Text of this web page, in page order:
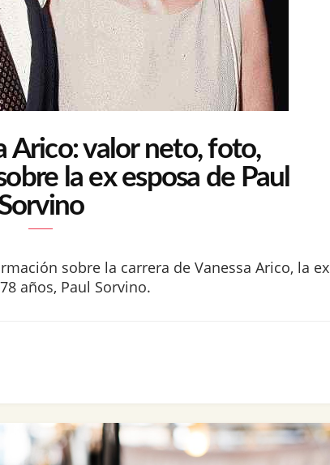
Arico: valor neto, foto,
la ex esposa de Paul
sobre la carrera de Vanessa Arico, la ex
años, Paul Sorvino.